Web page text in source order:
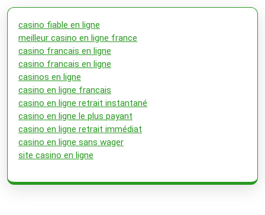
casino fiable en ligne
meilleur casino en ligne france
casino francais en ligne
casino francais en ligne
casinos en ligne
casino en ligne francais
casino en ligne retrait instantané
casino en ligne le plus payant
casino en ligne retrait immédiat
casino en ligne sans wager
site casino en ligne